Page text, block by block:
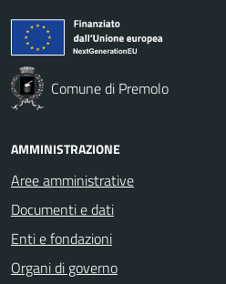
Comune di Premolo
AMMINISTRAZIONE
Aree amministrative
Documenti e dati
Enti e fondazioni
Organi di governo